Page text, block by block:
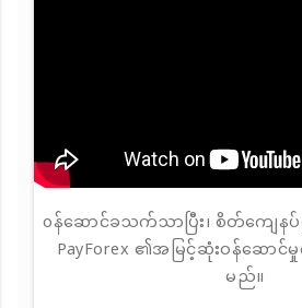
၀န်ဆောင်ခသက်သာပြီး၊ စိတ်ကျေ
PayForex ၏အမြင့်ဆုံးဝန်ဆော
မည်။